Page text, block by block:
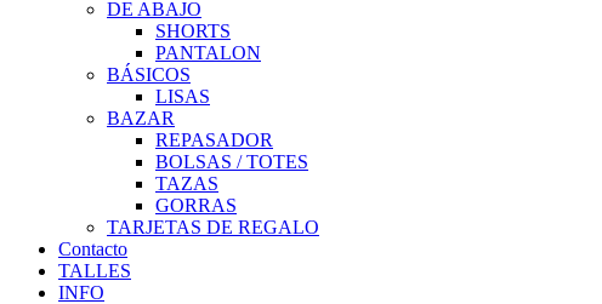
DE ABAJO
SHORTS
PANTALON
BÁSICOS
LISAS
BAZAR
REPASADOR
BOLSAS / TOTES
TAZAS
GORRAS
TARJETAS DE REGALO
Contacto
TALLES
INFO